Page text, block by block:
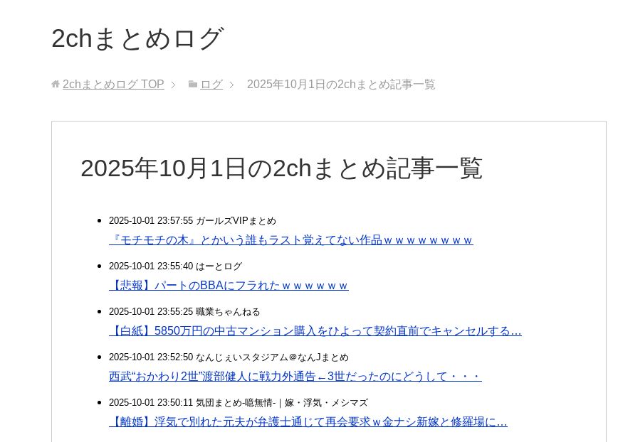
2chまとめログ
2chまとめログ TOP ログ 2025年10月1日の2chまとめ記事一覧
2025年10月1日の2chまとめ記事一覧
2025-10-01 23:57:55 ガールズVIPまとめ
『モチモチの木』とかいう誰もラスト覚えてない作品ｗｗｗｗｗｗｗｗ
2025-10-01 23:55:40 はーとログ
【悲報】パートのBBAにフラれたｗｗｗｗｗｗ
2025-10-01 23:55:25 職業ちゃんねる
【白紙】5850万円の中古マンション購入をひよって契約直前でキャンセルする…
2025-10-01 23:52:50 なんじぇいスタジアム＠なんJまとめ
西武“おかわり2世”渡部健人に戦力外通告←3世だったのにどうして・・・
2025-10-01 23:50:11 気団まとめ-噫無情-｜嫁・浮気・メシマズ
【離婚】浮気で別れた元夫が弁護士通じて再会要求ｗ金ナシ新嫁と修羅場に…